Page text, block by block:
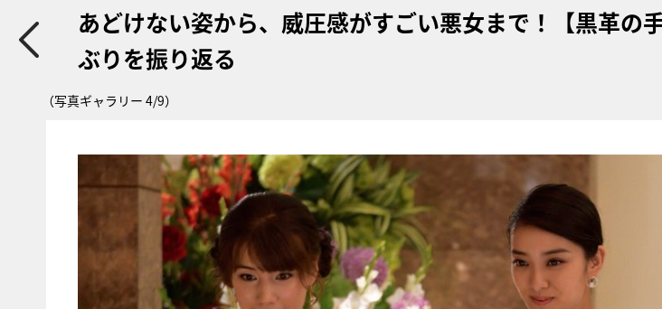
あどけない姿から、威圧感がすごい悪女まで！【黒革の
ぶりを振り返る
（写真ギャラリー 4/9）